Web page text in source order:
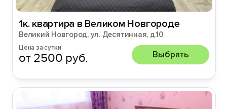
1к. квартира в Великом Новгороде
Великий Новгород, ул. Десятинная, д.10
Цена за сутки
от 2500 руб. Выбрать